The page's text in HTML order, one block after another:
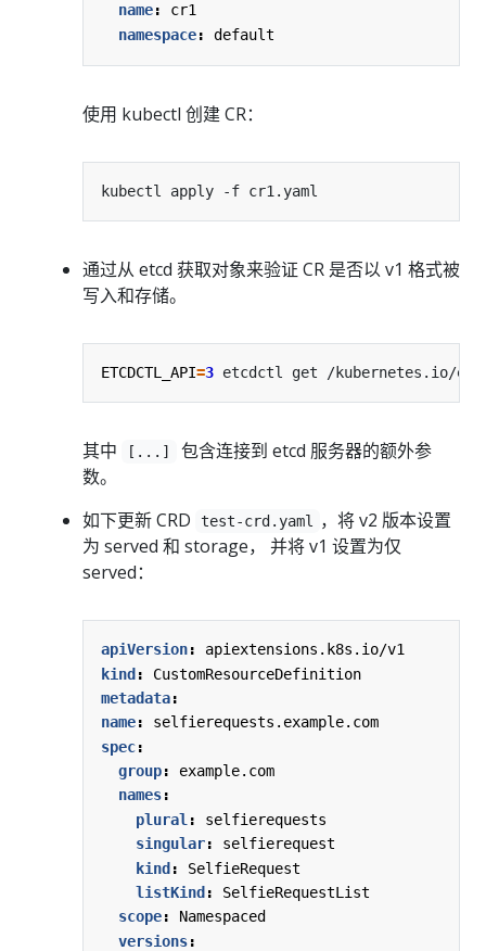
name:
cr1
namespace: default
使用 kubectl 创建 CR：
通过从 etcd 获取对象来验证 CR 是否以 v1 格式被
写入和存储。
ETCDCTL_API=3 etcdctl get /kubernetes.io/
其中 [...]
包含连接到 etcd 服务器的额外参
数。
如下更新 CRD
test-crd.yaml
，将 v2 版本设置
为 served 和 storage， 并将 v1 设置为仅
served：
apiVersion:
apiextensions.k8s.io/v1
kind:
CustomResourceDefinition
metadata:
name:
selfierequests.example.com
spec:
group:
example.com
names:
plural :
selfierequests
singular:
selfierequest
kind :
SelfieRequest
listKind :
SelfieRequestList
scope:
Namespaced
versions: